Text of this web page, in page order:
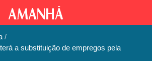
a substituição de empregos pela